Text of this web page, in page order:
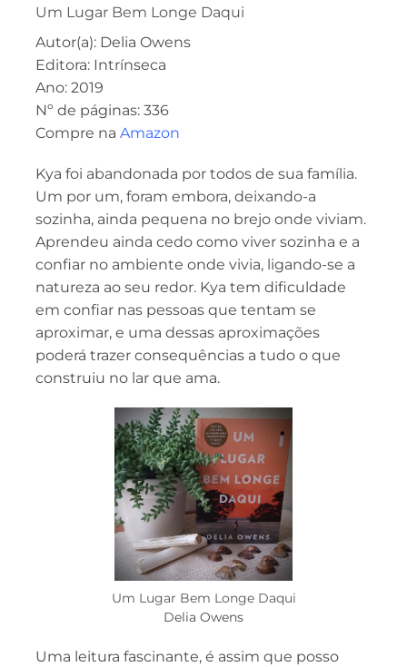
Um Lugar Bem Longe Daqui
Autor(a): Delia Owens
Editora: Intrínseca
Ano: 2019
Nº de páginas: 336
Compre na Amazon
Kya foi abandonada por todos de sua família.
Um por um, foram embora, deixando-a
sozinha, ainda pequena no brejo onde viviam.
Aprendeu ainda cedo como viver sozinha e a
confiar no ambiente onde vivia, ligando-se a
natureza ao seu redor. Kya tem dificuldade
em confiar nas pessoas que tentam se
aproximar, e uma dessas aproximações
poderá trazer consequências a tudo o que
construiu no lar que ama.
Um Lugar Bem Longe Daqui
Delia Owens
Uma leitura fascinante, é assim que posso